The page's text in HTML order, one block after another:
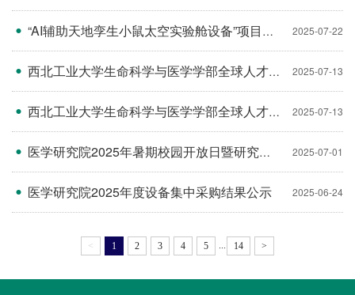
“AI辅助天地孪生小鼠太空实验舱设备”项目竞选结果公告 2025-07-22
西北工业大学生命科学与医学学部全球人才交流会（香港站）诚邀您！ 2025-07-13
西北工业大学生命科学与医学学部全球人才交流会（澳门站）诚邀您！ 2025-07-13
医学研究院2025年暑期校园开放日暨研究生招生宣传日活动方案 2025-07-01
医学研究院2025年度设备集中采购结果公示 2025-06-24
< 1 2 3 4 5 ... 14 >